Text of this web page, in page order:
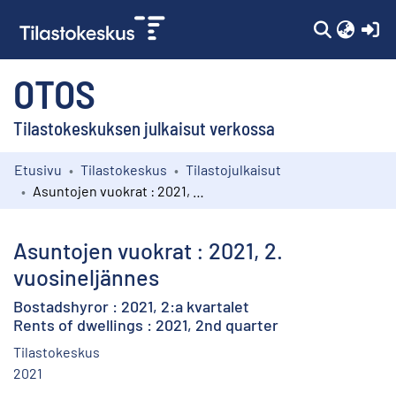
OTOS
Tilastokeskuksen julkaisut verkossa
Kokoelmat
Etusivu Tilastokeskus
Tilastojulkaisut
Asuntojen vuokrat : 2021, 2.
vuosineljännes
Bostadshyror : 2021, 2:a kvartalet
Rents of dwellings : 2021, 2nd quarter
Tilastokeskus
2021